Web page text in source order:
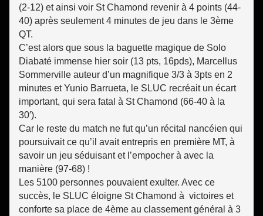
(2-12) et ainsi voir St Chamond revenir à 4 points (44-
40) après seulement 4 minutes de jeu dans le 3ème
QT.
C’est alors que sous la baguette magique de Solo
Diabaté immense hier soir (13 pts, 16pds), Marcellus
Sommerville auteur d’un magnifique 3/3 à 3pts en 2
minutes et Yunio Barrueta, le SLUC recréait un écart
important, qui sera fatal à St Chamond (66-40 à la
30′).
Car le reste du match ne fut qu’un récital nancéien qui
poursuivait ce qu’il avait entrepris en première MT, à
savoir un jeu séduisant et l’empocher à avec la
manière (97-68) !
Les 5100 personnes pouvaient exulter. Avec ce
succès, le SLUC éloigne St Chamond à victoires et
conforte sa place de 4ème au classement général à 3